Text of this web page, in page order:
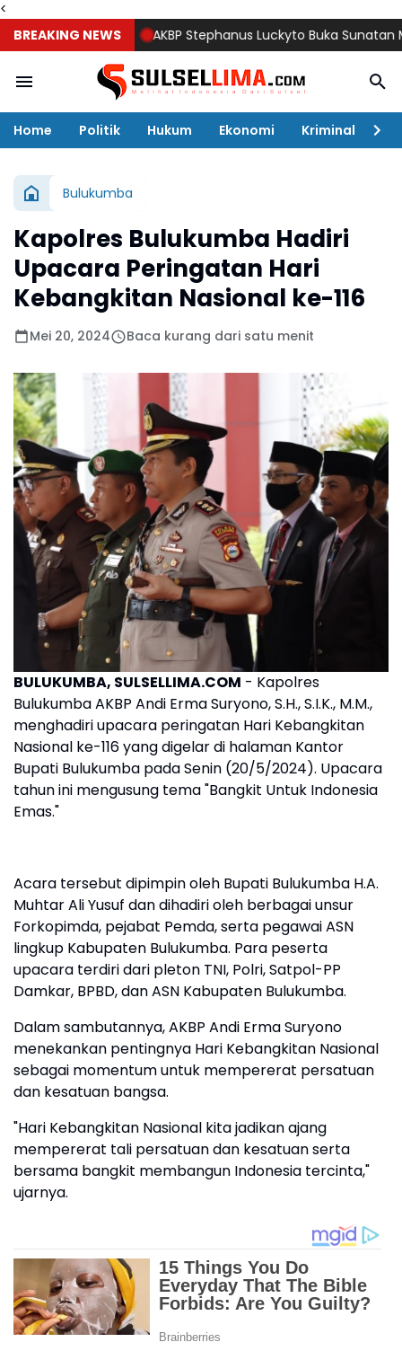
<
BREAKING NEWSAKBP Stephanus Luckyto Buka Sunatan
Home Politik Hukum Ekonomi Kriminal
Bulukumba
Kapolres Bulukumba Hadiri
Upacara Peringatan Hari
Kebangkitan Nasional ke-116
Mei 20, 2024 Baca kurang dari satu menit
BULUKUMBA, SULSELLIMA.COM - Kapolres
Bulukumba AKBP Andi Erma Suryono, S.H., S.I.K., M.M.,
menghadiri upacara peringatan Hari Kebangkitan
Nasional ke-116 yang digelar di halaman Kantor
Bupati Bulukumba pada Senin (20/5/2024). Upacara
tahun ini mengusung tema "Bangkit Untuk Indonesia
Emas."
Acara tersebut dipimpin oleh Bupati Bulukumba H.A.
Muhtar Ali Yusuf dan dihadiri oleh berbagai unsur
Forkopimda, pejabat Pemda, serta pegawai ASN
lingkup Kabupaten Bulukumba. Para peserta
upacara terdiri dari pleton TNI, Polri, Satpol-PP
Damkar, BPBD, dan ASN Kabupaten Bulukumba.
Dalam sambutannya, AKBP Andi Erma Suryono
menekankan pentingnya Hari Kebangkitan Nasional
sebagai momentum untuk mempererat persatuan
dan kesatuan bangsa.
"Hari Kebangkitan Nasional kita jadikan ajang
mempererat tali persatuan dan kesatuan serta
bersama bangkit membangun Indonesia tercinta,"
ujarnya.